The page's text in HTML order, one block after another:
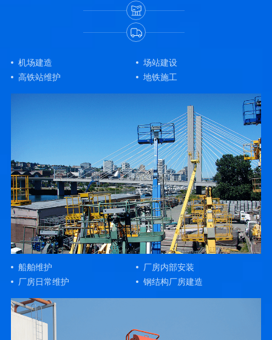
机场建造
场站建设
高铁站维护
地铁施工
船舶维护
厂房内部安装
厂房日常维护
钢结构厂房建造